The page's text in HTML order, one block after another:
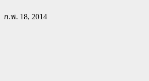
ก.พ. 18, 2014